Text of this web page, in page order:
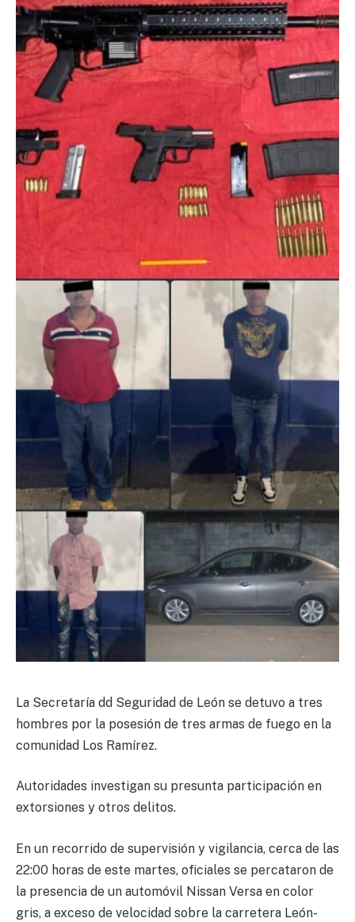
La Secretaría dd Seguridad de León se detuvo a tres
hombres por la posesión de tres armas de fuego en la
comunidad Los Ramírez.
Autoridades investigan su presunta participación en
extorsiones y otros delitos.
En un recorrido de supervisión y vigilancia, cerca de las
22:00 horas de este martes, oficiales se percataron de
la presencia de un automóvil Nissan Versa en color
gris, a exceso de velocidad sobre la carretera León-